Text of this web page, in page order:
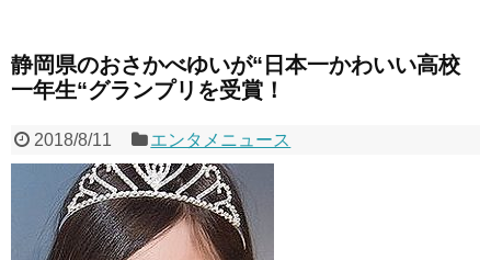
静岡県のおさかべゆいが“日本一かわいい高校
一年生“グランプリを受賞！
2018/8/11 エンタメニュース